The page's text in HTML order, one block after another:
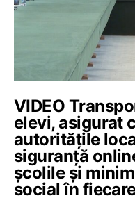
VIDEO
elevi, asigurat
autoritățile
siguranță
școlile și
social în